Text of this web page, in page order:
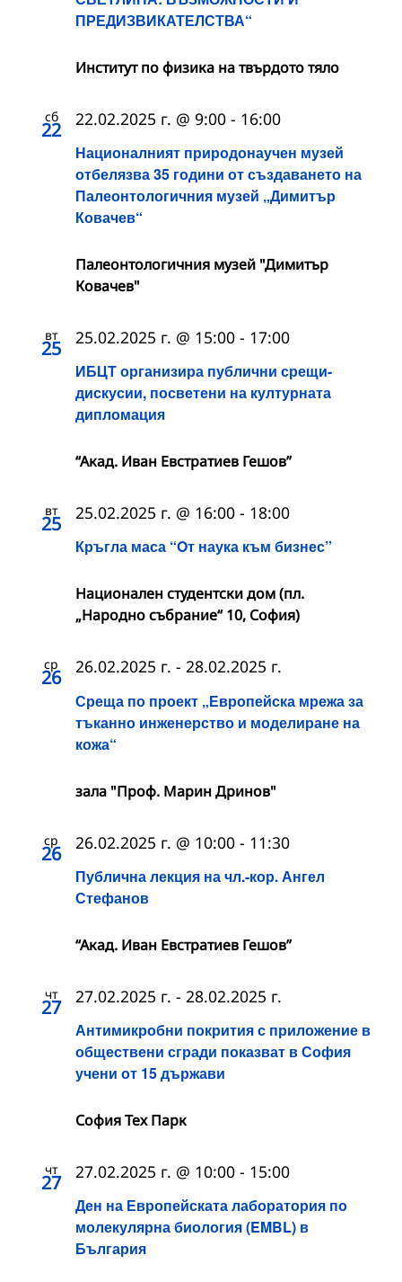
ПРЕДИЗВИКАТЕЛСТВА“
Институт по физика на твърдото тяло
сб
22
Националният природонаучен музей
отбелязва 35 години от създаването на
Палеонтологичния музей „Димитър
Ковачев“
22.02.2025 г. @ 9:00 - 16:00
Палеонтологичния музей "Димитър
Ковачев"
вт
25
ИБЦТ организира публични срещи-
дискусии, посветени на културната
дипломация
25.02.2025 г. @ 15:00 - 17:00
“Акад. Иван Евстратиев Гешов”
вт
25
Кръгла маса “Oт наука към бизнес”
25.02.2025 г. @ 16:00 - 18:00
Национален студентски дом (пл.
„Народно събрание“ 10, София)
ср
26
Среща по проект „Европейска мрежа за
тъканно инженерство и моделиране на
кожа“
26.02.2025 г. - 28.02.2025 г.
зала "Проф. Марин Дринов"
ср
26
Публична лекция на чл.-кор. Ангел
Стефанов
26.02.2025 г. @ 10:00 - 11:30
“Акад. Иван Евстратиев Гешов”
чт
27
Антимикробни покрития с приложение в
обществени сгради показват в София
учени от 15 държави
27.02.2025 г. - 28.02.2025 г.
София Тех Парк
чт
27
Ден на Европейската лаборатория по
молекулярна биология (EMBL) в
България
27.02.2025 г. @ 10:00 - 15:00